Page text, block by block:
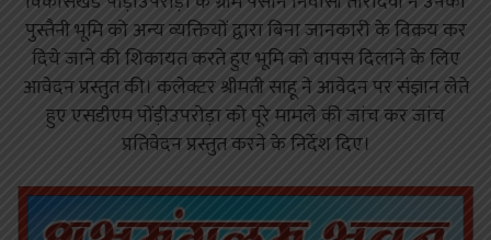
पुस्तैनी भूमि को अन्य व्यक्तियों द्वारा बिना जानकारी के विक्रय कर
दिये जाने की शिकायत करते हुए भूमि को वापस दिलाने के लिए
आवेदन प्रस्तुत की। कलेक्टर श्रीमती साहू ने आवेदन पर संज्ञान लेते
हुए एसडीएम पोंड़ीउपरोड़ा को पूरे मामले की जांच कर जांच
प्रतिवेदन प्रस्तुत करने के निर्देश दिए।